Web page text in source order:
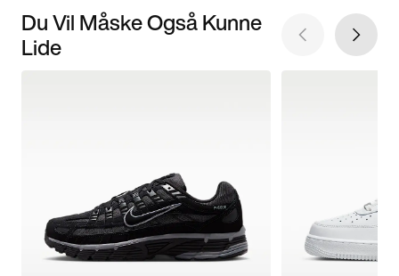
Du Vil Måske Også Kunne
Lide